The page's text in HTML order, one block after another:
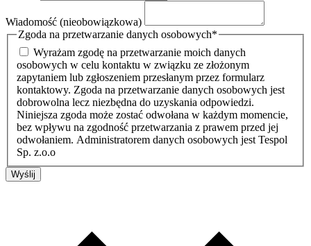
Wiadomość (nieobowiązkowa)
Zgoda na przetwarzanie danych osobowych*
Wyrażam zgodę na przetwarzanie moich danych
osobowych w celu kontaktu w związku ze złożonym
zapytaniem lub zgłoszeniem przesłanym przez formularz
kontaktowy. Zgoda na przetwarzanie danych osobowych jest
dobrowolna lecz niezbędna do uzyskania odpowiedzi.
Niniejsza zgoda może zostać odwołana w każdym momencie,
bez wpływu na zgodność przetwarzania z prawem przed jej
odwołaniem. Administratorem danych osobowych jest Tespol
Sp. z.o.o
Wyślij